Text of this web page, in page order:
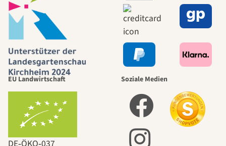
EU Landwirtschaft Soziale Medien